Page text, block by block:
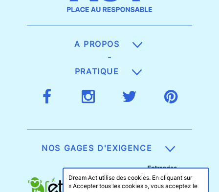
A PROPOS
-
PRATIQUE
NOS GAGES D'EXIGENCE
Dream Act utilise des cookies. En cliquant sur
« Accepter tous les cookies », vous acceptez le